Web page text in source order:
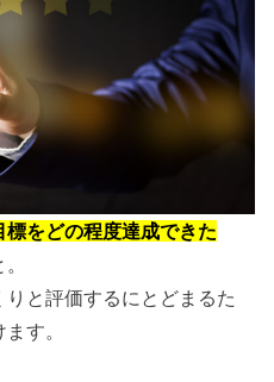
標をどの程度達成できた
と評価するにとどまるた
す。